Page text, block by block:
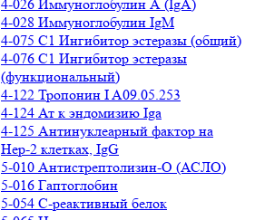
4-026 Иммуноглобулин А (IgA)
4-028 Иммуноглобулин IgM
4-075 С1 Ингибитор эстеразы (общий)
4-076 С1 Ингибитор эстеразы
(функциональный)
4-122 Тропонин I A09.05.253
4-124 Ат к эндомизию Iga
4-125 Антинуклеарный фактор на
Нер-2 клетках, IgG
5-010 Антистрептолизин-О (АСЛО)
5-016 Гаптоглобин
5-054 С-реактивный белок